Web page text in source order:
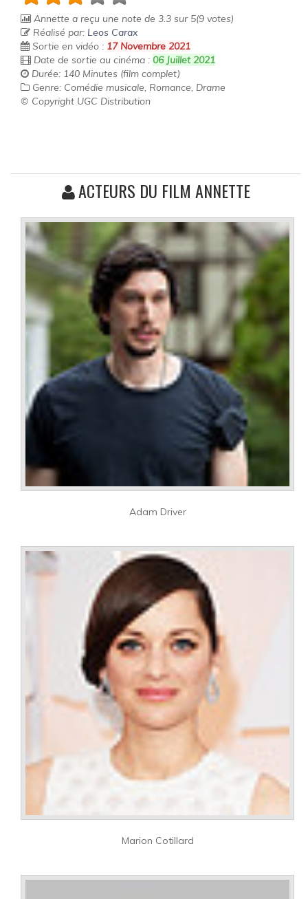
Annette a reçu une note de 3.3 sur 5(9 votes)
Réalisé par: Leos Carax
Sortie en vidéo : 17 Novembre 2021
Date de sortie au cinéma : 06 Juillet 2021
Durée: 140 Minutes (film complet)
Genre: Comédie musicale, Romance, Drame
© Copyright UGC Distribution
ACTEURS DU FILM ANNETTE
Adam Driver
Marion Cotillard